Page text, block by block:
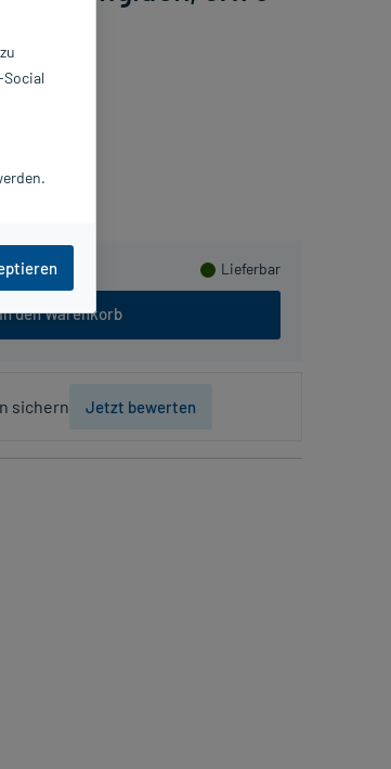
Lieferbar
den Warenkorb
sichern Jetzt bewerten
Social